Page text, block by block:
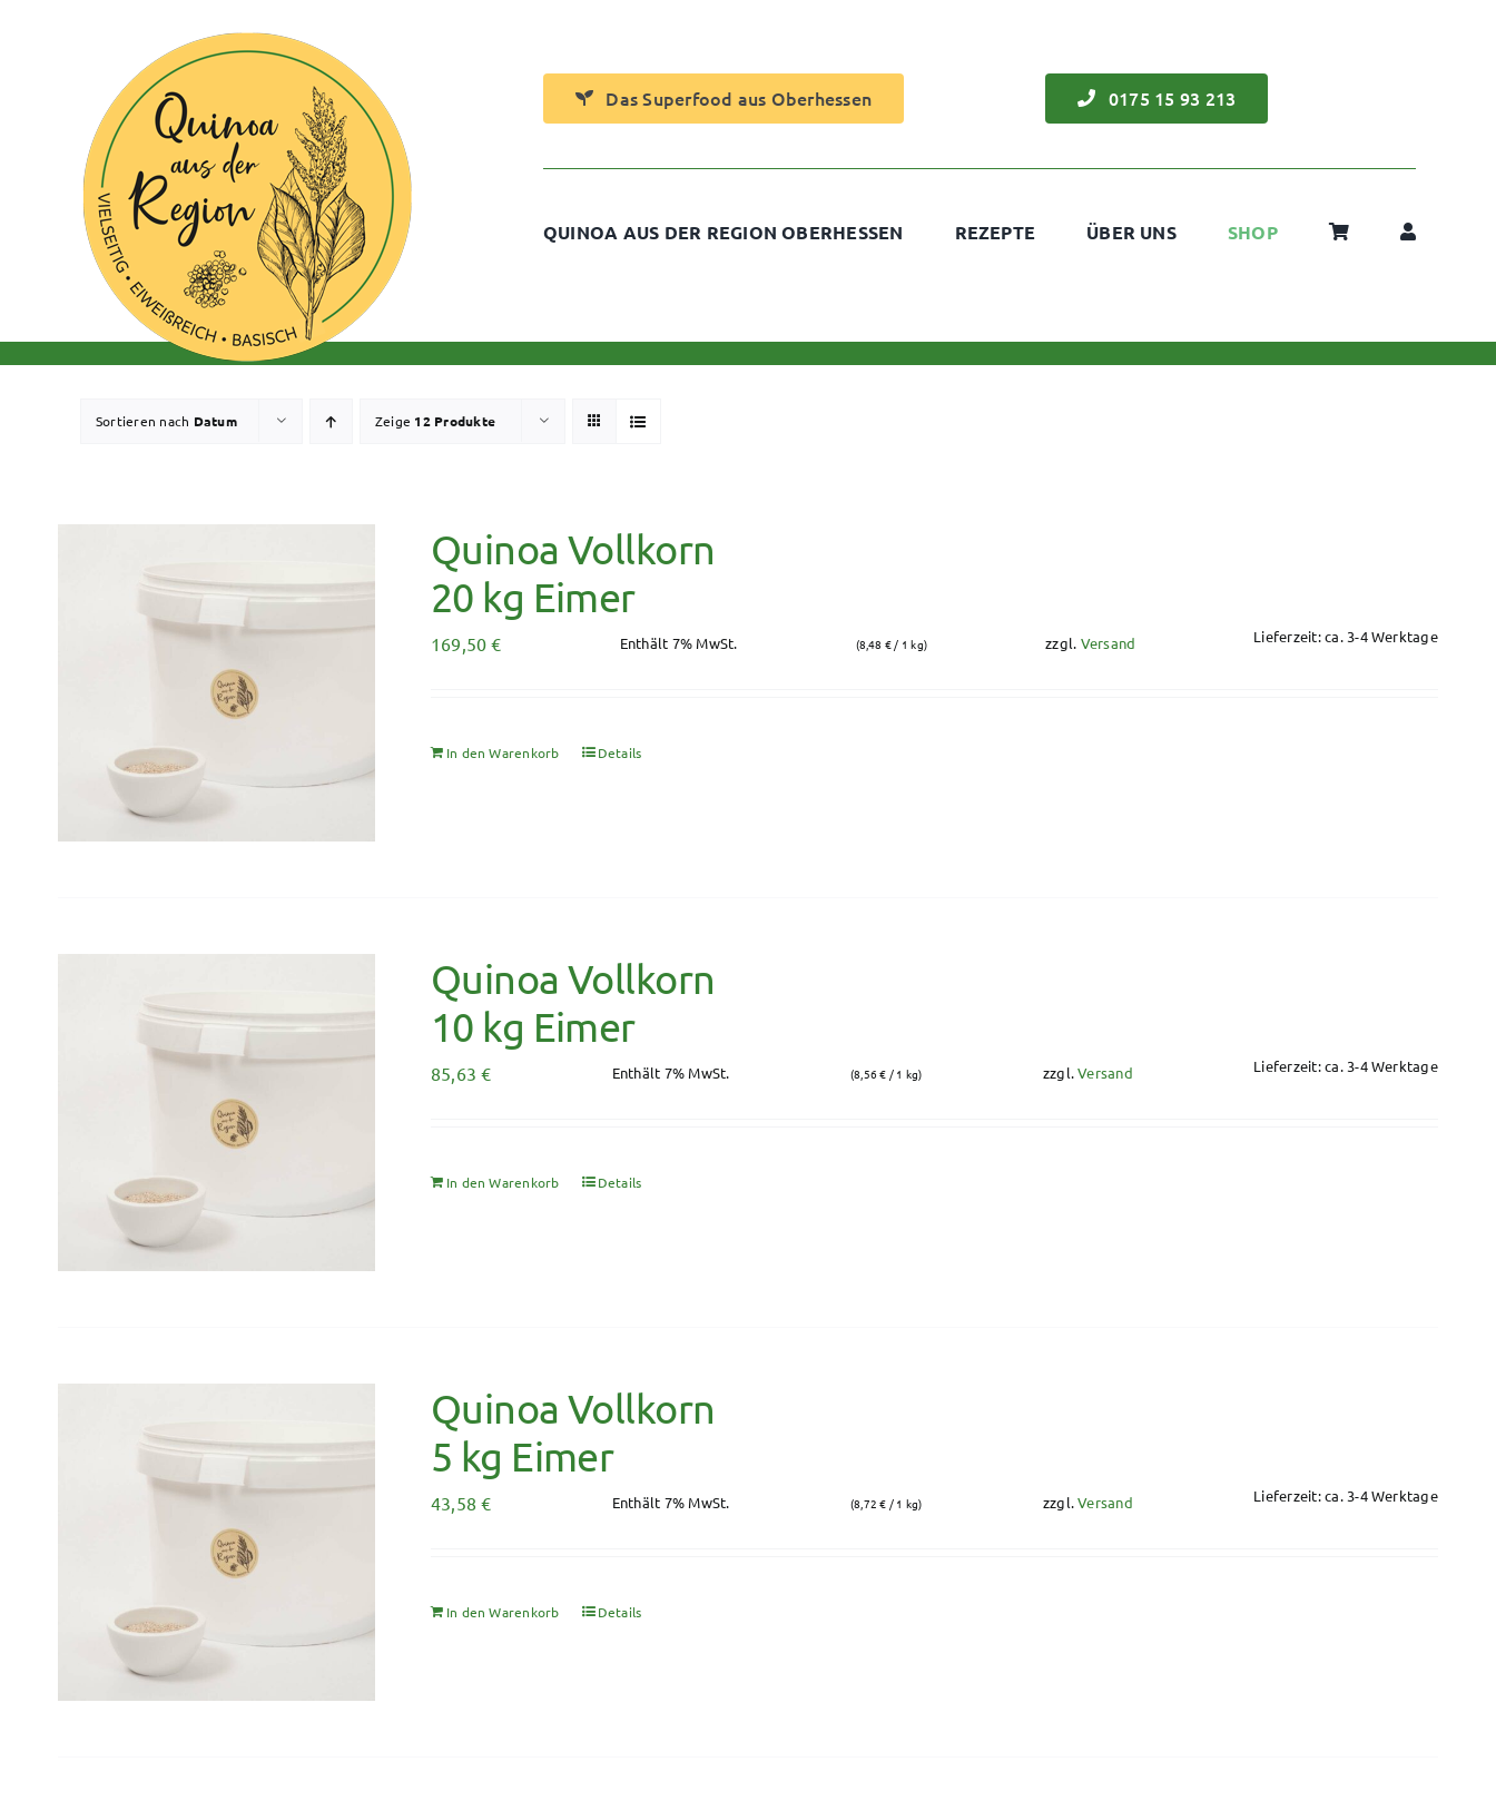
Das Superfood aus Oberhessen 0175 15 93 213
QUINOA AUS DER REGION OBERHESSEN REZEPTE ÜBER UNS SHOP
Sortieren nach Datum Zeige 12 Produkte
Quinoa Vollkorn
20 kg Eimer
169,50€ Enthält 7% MwSt. (8,48 € / 1 kg) zzgl. Versand Lieferzeit: ca. 3-4 Werktage
In den Warenkorb Details
Quinoa Vollkorn
10 kg Eimer
85,63€ Enthält 7% MwSt. (8,56€ / 1 kg) zzgl.Versand Lieferzeit: ca. 3-4 Werktage
In den Warenkorb Details
Quinoa Vollkorn
5 kg Eimer
43,58€ Enthält 7% MwSt. (8,72€ / 1 kg) zzgl.Versand Lieferzeit: ca. 3-4 Werktage
In den Warenkorb Details